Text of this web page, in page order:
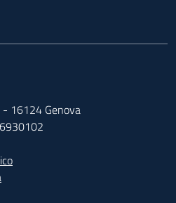
- 16124 Genova